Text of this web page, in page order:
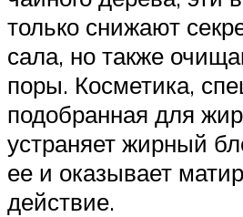
только снижают
сала, но также
поры. Косметика,
подобранная для
устраняет жирный
ее и оказывает
действие.